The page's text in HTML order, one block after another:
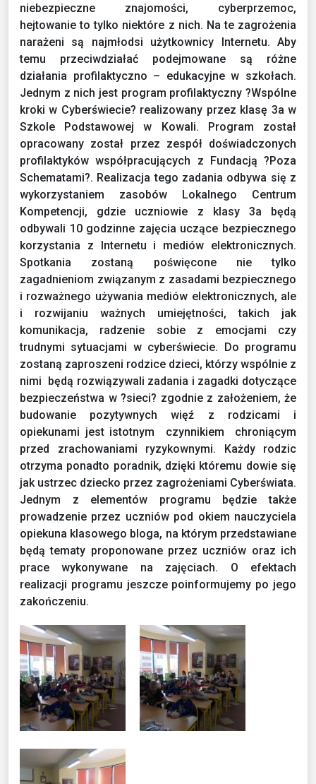
niebezpieczne znajomości, cyberprzemoc,
hejtowanie to tylko niektóre z nich. Na te zagrożenia
narażeni są najmłodsi użytkownicy Internetu. Aby
temu przeciwdziałać podejmowane są różne
działania profilaktyczno – edukacyjne w szkołach.
Jednym z nich jest program profilaktyczny ?Wspólne
kroki w Cyberświecie? realizowany przez klasę 3a w
Szkole Podstawowej w Kowali. Program został
opracowany został przez zespół doświadczonych
profilaktyków współpracujących z Fundacją ?Poza
Schematami?. Realizacja tego zadania odbywa się z
wykorzystaniem zasobów Lokalnego Centrum
Kompetencji, gdzie uczniowie z klasy 3a będą
odbywali 10 godzinne zajęcia uczące bezpiecznego
korzystania z Internetu i mediów elektronicznych.
Spotkania zostaną poświęcone nie tylko
zagadnieniom związanym z zasadami bezpiecznego
i rozważnego używania mediów elektronicznych, ale
i rozwijaniu ważnych umiejętności, takich jak
komunikacja, radzenie sobie z emocjami czy
trudnymi sytuacjami w cyberświecie. Do programu
zostaną zaproszeni rodzice dzieci, którzy wspólnie z
nimi będą rozwiązywali zadania i zagadki dotyczące
bezpieczeństwa w ?sieci? zgodnie z założeniem, że
budowanie pozytywnych więź z rodzicami i
opiekunami jest istotnym czynnikiem chroniącym
przed zrachowaniami ryzykownymi. Każdy rodzic
otrzyma ponadto poradnik, dzięki któremu dowie się
jak ustrzec dziecko przez zagrożeniami Cyberświata.
Jednym z elementów programu będzie także
prowadzenie przez uczniów pod okiem nauczyciela
opiekuna klasowego bloga, na którym przedstawiane
będą tematy proponowane przez uczniów oraz ich
prace wykonywane na zajęciach. O efektach
realizacji programu jeszcze poinformujemy po jego
zakończeniu.